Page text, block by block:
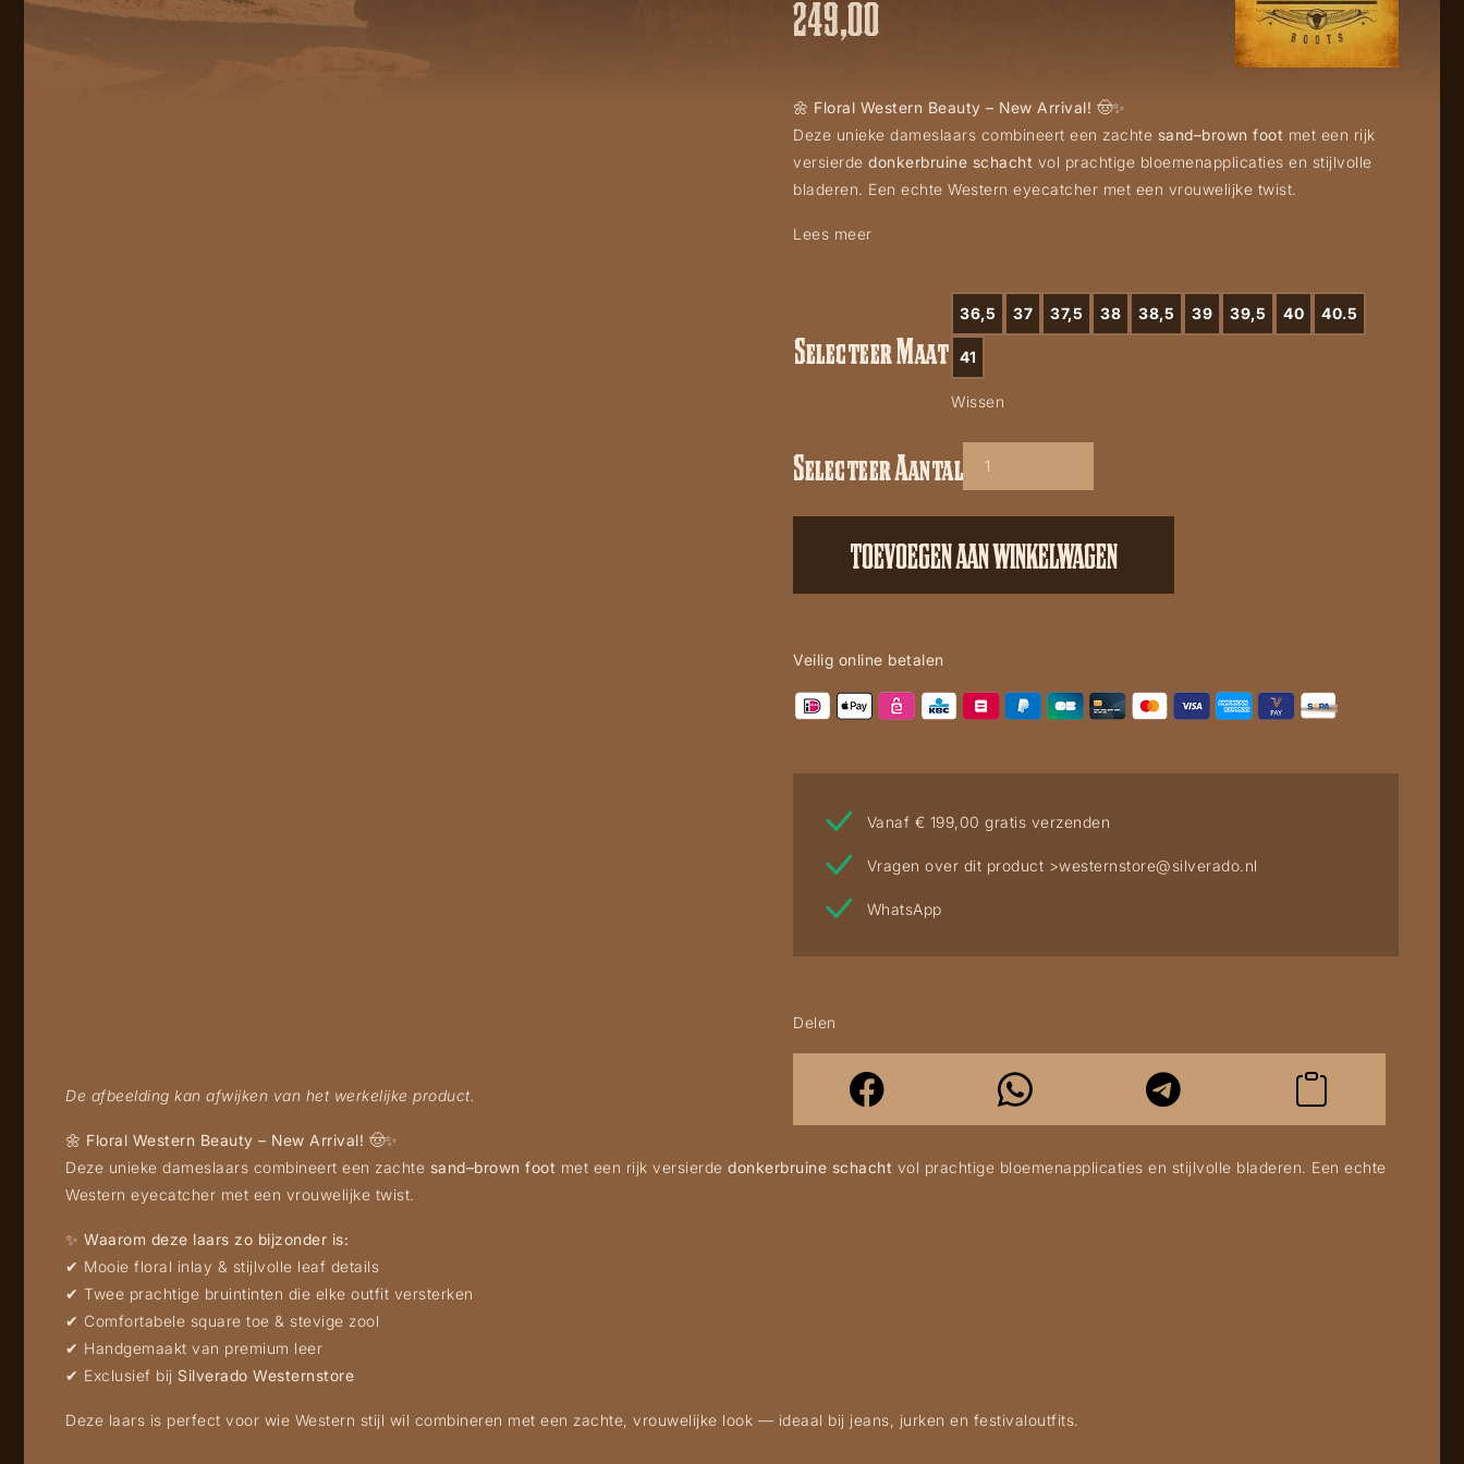
De afbeelding kan afwijken van het werkelijke product.
249,00
🌼 Floral Western Beauty – New Arrival! 🤠✨
Deze unieke dameslaars combineert een zachte sand–brown foot met een rijk
versierde donkerbruine schacht vol prachtige bloemenapplicaties en stijlvolle
bladeren. Een echte Western eyecatcher met een vrouwelijke twist.
Lees meer
Selecteer Maat
36,5 37 37,5 38 38,5 39 39,5 40 40.5
41
Wissen
Corral
Selecteer Aantal
TOEVOEGEN AAN WINKELWAGEN
Veilig online betalen
Vanaf € 199,00 gratis verzenden
Vragen over dit product >westernstore@silverado.nl
WhatsApp
Delen
🌼 Floral Western Beauty – New Arrival! 🤠✨
Deze unieke dameslaars combineert een zachte sand–brown foot met een rijk versierde donkerbruine schacht vol prachtige bloemenapplicaties en stijlvolle bladeren. Een echte
Western eyecatcher met een vrouwelijke twist.
✨ Waarom deze laars zo bijzonder is:
✔ Mooie floral inlay & stijlvolle leaf details
✔ Twee prachtige bruintinten die elke outfit versterken
✔ Comfortabele square toe & stevige zool
✔ Handgemaakt van premium leer
✔ Exclusief bij Silverado Westernstore
Deze laars is perfect voor wie Western stijl wil combineren met een zachte, vrouwelijke look — ideaal bij jeans, jurken en festivaloutfits.